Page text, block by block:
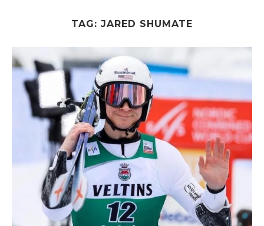
TAG: JARED SHUMATE